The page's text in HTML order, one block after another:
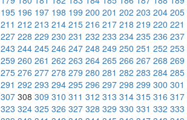
195 196 197 198 199 200 201 202 203 204 205
211 212 213 214 215 216 217 218 219 220 221
227 228 229 230 231 232 233 234 235 236 237
243 244 245 246 247 248 249 250 251 252 253
259 260 261 262 263 264 265 266 267 268 269
275 276 277 278 279 280 281 282 283 284 285
291 292 293 294 295 296 297 298 299 300 301
307 308 309 310 311 312 313 314 315 316 317
323 324 325 326 327 328 329 330 331 332 333